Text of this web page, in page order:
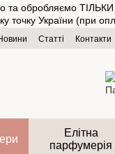
та обробляємо
України (при
Статті Контакти
Елітна
парфумерія